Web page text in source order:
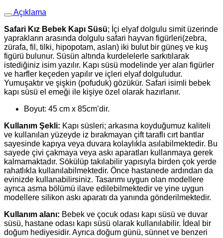
Açıklama
Safari Kız Bebek Kapı Süsü; İçi elyaf dolgulu simit üzerinde
yaprakların arasında dolgulu safari hayvan figürleri(zebra,
zürafa, fil, tilki, hipopotam, aslan) iki bulut bir güneş ve kuş
figürü bulunur. Süsün altında kurdelelerle sarkıtılarak
istediğiniz isim yazılır. Kapı süsü modelinde yer alan figürler
ve harfler keçeden yapılır ve içleri elyaf dolguludur.
Yumuşaktır ve şişkin (pofuduk) gözükür. Safari isimli bebek
kapı süsü el emeği ile kişiye özel olarak hazırlanır.
Boyut: 45 cm x 85cm’dir.
Kullanım Şekli: Kapı süsleri; arkasına koyduğumuz kaliteli
ve kullanılan yüzeyde iz bırakmayan çift taraflı cırt bantlar
sayesinde kapıya veya duvara kolaylıkla asılabilmektedir. Bu
sayede çivi çakmaya veya askı aparatları kullanmaya gerek
kalmamaktadır. Sökülüp takılabilir yapısıyla birden çok yerde
rahatlıkla kullanılabilmektedir. Önce hastanede ardından da
evinizde kullanabilirsiniz. Tasarımı uygun olan modellere
ayrıca asma bölümü ilave edilebilmektedir ve yine uygun
modellere silikon askı aparatı da yanında gönderilmektedir.
Kullanım alanı: Bebek ve çocuk odası kapı süsü ve duvar
süsü, hastane odası kapı süsü olarak kullanılabilir. İdeal bir
doğum hediyesidir. Ayrıca doğum günü, sünnet ve benzeri